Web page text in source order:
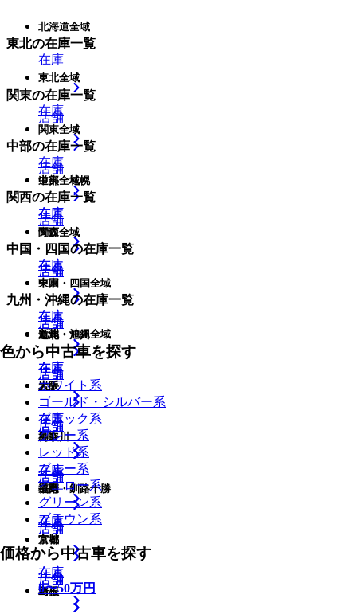
北海道全域
在庫
店舗
道央・札幌
在庫
店舗
道北・旭川
在庫
店舗
道東・釧路十勝
在庫
店舗
東北の在庫一覧
東北全域
在庫
店舗
青森
在庫
店舗
岩手
在庫
店舗
宮城
在庫
関東の在庫一覧
関東全域
在庫
店舗
東京
在庫
店舗
神奈川
在庫
店舗
埼玉
中部の在庫一覧
中部全域
在庫
店舗
新潟
在庫
店舗
長野
在庫
店舗
関西の在庫一覧
関西全域
在庫
店舗
大阪
在庫
店舗
京都
在庫
中国・四国の在庫一覧
中国・四国全域
在庫
店舗
鳥取
在庫
店舗
島根
九州・沖縄の在庫一覧
九州・沖縄全域
在庫
店舗
福岡
在庫
店舗
色から中古車を探す
ホワイト系
ゴールド・シルバー系
ブラック系
グレー系
レッド系
ブルー系
イエロー系
グリーン系
ブラウン系
価格から中古車を探す
0〜50万円